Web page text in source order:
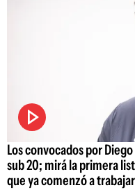
Los convocados por
sub 20; mirá la primera
que ya comenzó a